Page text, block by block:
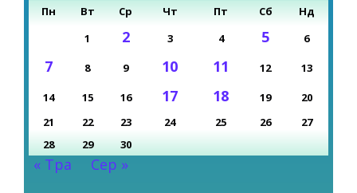
Пн
Вт Ср Чт Пт Сб
Нд
1
2 3 4 5 6
7 8 9 10 11 12 13
14 15 16 17 18 19
20
21
22 23 24 25 26
27
28
29 30
« Тра Сер »